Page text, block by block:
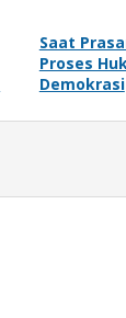
Saat
Proses
Demokrasi